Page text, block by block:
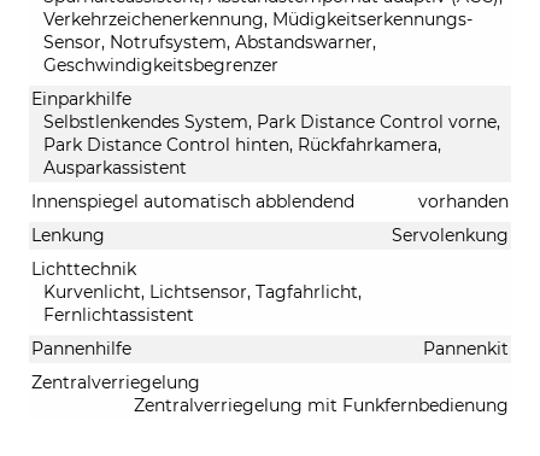
Verkehrzeichenerkennung, Müdigkeitserkennungs-
Sensor, Notrufsystem, Abstandswarner,
Geschwindigkeitsbegrenzer
Einparkhilfe
Selbstlenkendes System, Park Distance Control vorne,
Park Distance Control hinten, Rückfahrkamera,
Ausparkassistent
Innenspiegel automatisch abblendend
vorhanden
Lenkung
Servolenkung
Lichttechnik
Kurvenlicht, Lichtsensor, Tagfahrlicht,
Fernlichtassistent
Pannenhilfe
Pannenkit
Zentralverriegelung
Zentralverriegelung mit Funkfernbedienung